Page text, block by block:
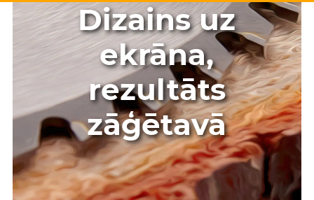
Dizains uz
ekrāna,
rezultāts
zāģētavā